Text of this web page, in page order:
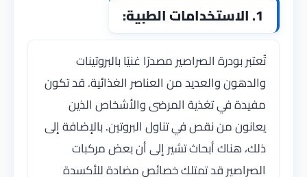
1. الاستخدامات الطبية:
تُعتبر بودرة الصراصير مصدرًا غنيًا بالبروتينات
والدهون والعديد من العناصر الغذائية. قد تكون
مفيدة في تغذية المرضى والأشخاص الذين
يعانون من نقص في تناول البروتين. بالإضافة إلى
ذلك، هناك أبحاث تشير إلى أن بعض مركبات
الصراصير قد تمتلك خصائص مضادة للأكسدة